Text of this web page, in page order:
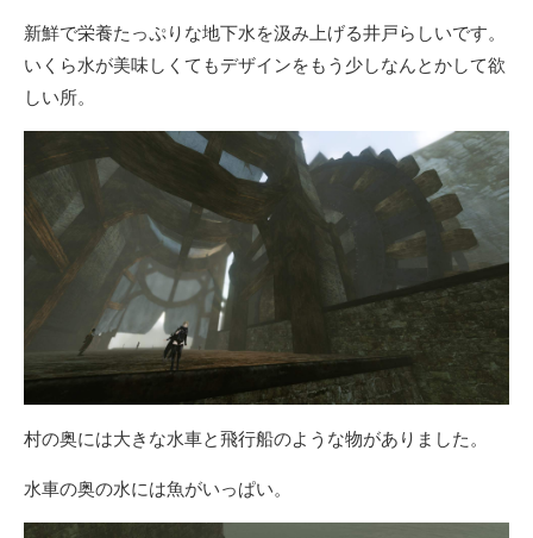
新鮮で栄養たっぷりな地下水を汲み上げる井戸らしいです。
いくら水が美味しくてもデザインをもう少しなんとかして欲
しい所。
村の奥には大きな水車と飛行船のような物がありました。
水車の奥の水には魚がいっぱい。